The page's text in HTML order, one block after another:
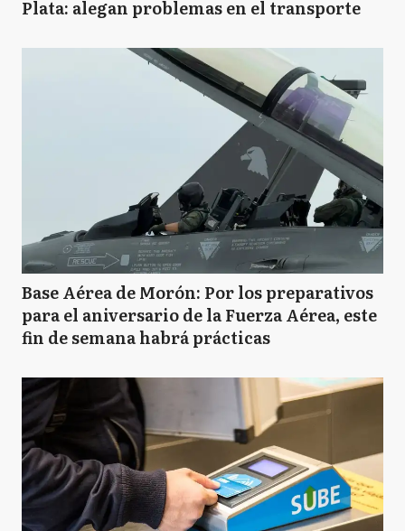
Plata: alegan problemas en el transporte
Base Aérea de Morón: Por los preparativos
para el aniversario de la Fuerza Aérea, este
fin de semana habrá prácticas